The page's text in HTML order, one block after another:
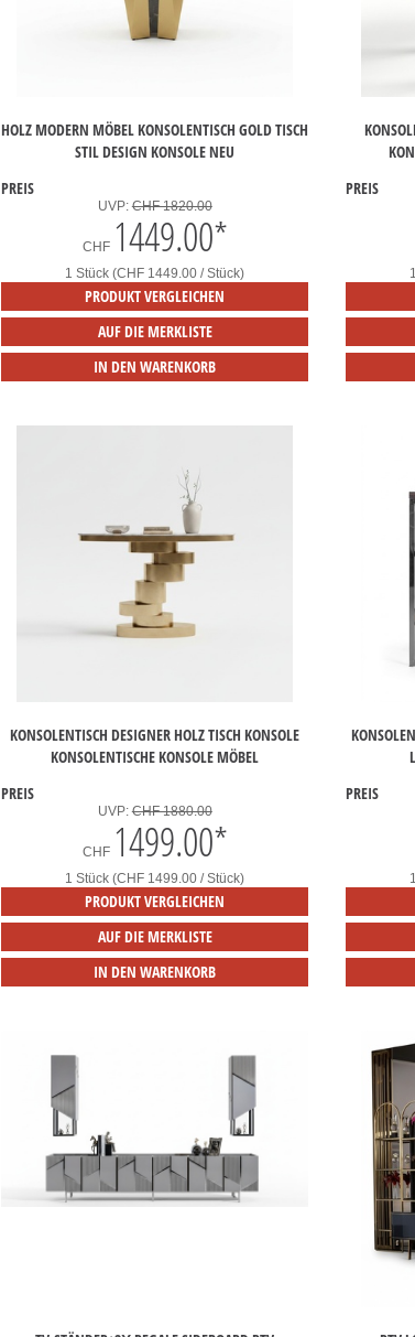
HOLZ MODERN MÖBEL KONSOLENTISCH GOLD TISCH
STIL DESIGN KONSOLE NEU
PREIS
UVP:CHF 1820.00
CHF 1449.00*
1 Stück (CHF 1449.00 / Stück)
PRODUKT VERGLEICHEN
AUF DIE MERKLISTE
IN DEN WARENKORB
PREIS
KONSOLENTISCH DESIGNER HOLZ TISCH KONSOLE
KONSOLENTISCHE KONSOLE MÖBEL
PREIS
UVP:CHF 1880.00
CHF 1499.00*
1 Stück (CHF 1499.00 / Stück)
PRODUKT VERGLEICHEN
AUF DIE MERKLISTE
IN DEN WARENKORB
PREIS